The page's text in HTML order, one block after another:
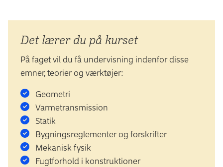
Det lærer du på kurset
På faget vil du få undervisning indenfor disse
emner, teorier og værktøjer:
Geometri
Varmetransmission
Statik
Bygningsreglementer og forskrifter
Mekanisk fysik
Fugtforhold i konstruktioner